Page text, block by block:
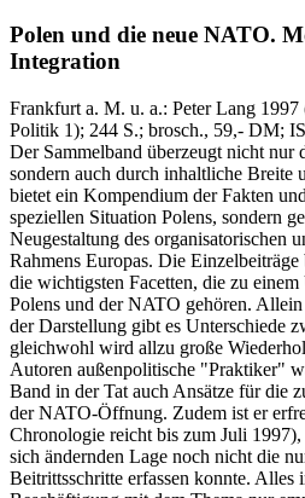
Polen und die neue NATO.
Integration
Frankfurt a. M. u. a.: Peter Lang 1997
Politik 1); 244 S.; brosch., 59,- DM;
Der Sammelband überzeugt nicht nur
sondern auch durch inhaltliche Breite
bietet ein Kompendium der Fakten
speziellen Situation Polens, sondern
Neugestaltung des organisatorischen
Rahmens Europas. Die
die wichtigsten Facetten, die zu
Polens und der NATO gehören.
der Darstellung gibt es Unterschiede
gleichwohl wird allzu große
Autoren außenpolitische "Praktiker"
Band in der Tat auch Ansätze für die
der NATO-Öffnung. Zudem ist er
Chronologie reicht bis zum Juli
sich ändernden Lage noch nicht die
Beitrittsschritte erfassen konnte. Alles